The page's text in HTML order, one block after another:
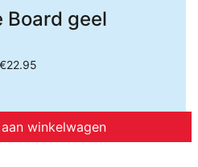
Board geel
€22.95
winkelwagen